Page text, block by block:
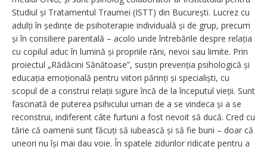
Studiul și Tratamentul Traumei (ISTT) din București. Lucrez cu
adulți în ședințe de psihoterapie individuală și de grup, precum
și în consiliere parentală – acolo unde întrebările despre relația
cu copilul aduc în lumină și propriile răni, nevoi sau limite. Prin
proiectul „Rădăcini Sănătoase”, susțin prevenția psihologică și
educația emoțională pentru viitori părinți și specialiști, cu
scopul de a construi relații sigure încă de la începutul vieții. Sunt
fascinată de puterea psihicului uman de a se vindeca și a se
reconstrui, indiferent câte furtuni a fost nevoit să ducă. Cred cu
tărie că oamenii sunt făcuți să iubească și să fie buni – doar că
uneori nu își mai dau voie. În spatele zidurilor ridicate pentru a